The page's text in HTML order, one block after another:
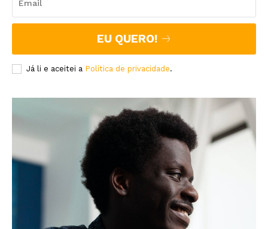
EU QUERO!
Já li e aceitei a Política de privacidade.